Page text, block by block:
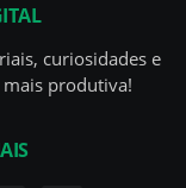
curiosidades e
produtiva!